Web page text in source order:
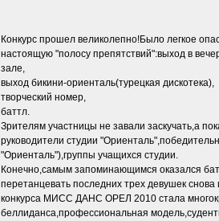
Конкурс прошел великолепно!Было легкое
настоящую "полосу препятствий":выход в
зале,
выход бикини-ориенталь(турецкая дискотека),
творческий номер,
баттл.
Зрителям участницы не завали заскучать,а
руководители студии
"Ориенталь"),группы учащихся студии.
Конечно,самым запоминающимся оказался
перетанцевать последних трех девушек
конкурса МИСС ДАНС ОРЕЛ 2010 стала
беллиданса,профессиональная